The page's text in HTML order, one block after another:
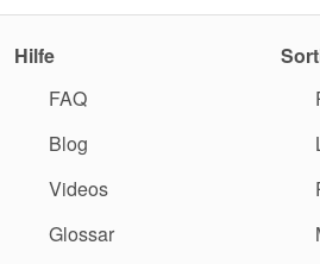
Hilfe
FAQ
Blog
Videos
Glossar